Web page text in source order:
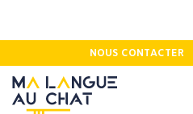
NOUS CONTACTER